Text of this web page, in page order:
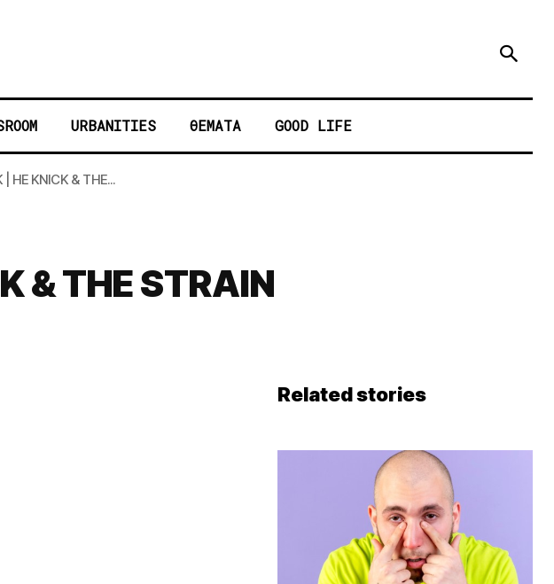
URBANITIES ΘΕΜΑΤΑ GOOD LIFE
| ΗΕ KNICK & ΤΗΕ...
& ΤΗΕ STRAIN
Related stories